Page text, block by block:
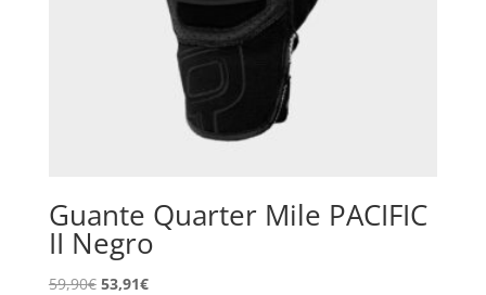
Guante Quarter Mile PACIFIC
II Negro
59,90€ El
53,91€El